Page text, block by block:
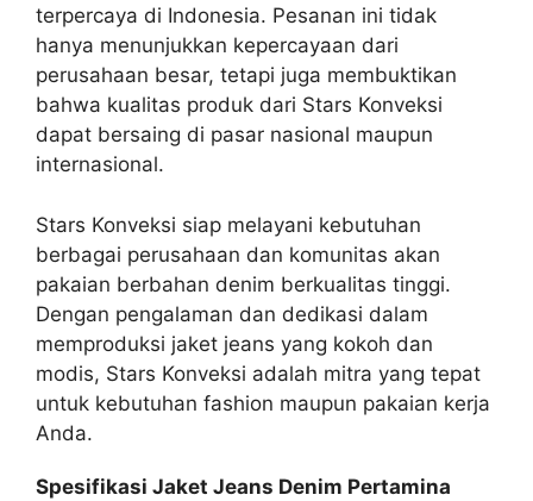
terpercaya di Indonesia. Pesanan ini tidak
hanya menunjukkan kepercayaan dari
perusahaan besar, tetapi juga membuktikan
bahwa kualitas produk dari Stars Konveksi
dapat bersaing di pasar nasional maupun
internasional.
Stars Konveksi siap melayani kebutuhan
berbagai perusahaan dan komunitas akan
pakaian berbahan denim berkualitas tinggi.
Dengan pengalaman dan dedikasi dalam
memproduksi jaket jeans yang kokoh dan
modis, Stars Konveksi adalah mitra yang tepat
untuk kebutuhan fashion maupun pakaian kerja
Anda.
Spesifikasi Jaket Jeans Denim Pertamina